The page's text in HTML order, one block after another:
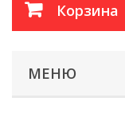
Корзина
МЕНЮ